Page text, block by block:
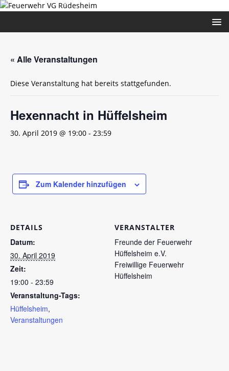
« Alle Veranstaltungen
Diese Veranstaltung hat bereits stattgefunden.
Hexennacht in Hüffelsheim
30. April 2019 @ 19:00 - 23:59
Zum Kalender hinzufügen
DETAILS
Datum:
30. April 2019
Zeit:
19:00 - 23:59
Veranstaltung-Tags:
Hüffelsheim,
Veranstaltungen
VERANSTALTER
Freunde der Feuerwehr
Hüffelsheim e.V.
Freiwillige Feuerwehr
Hüffelsheim